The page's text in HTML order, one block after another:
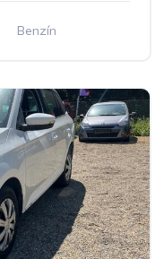
Benzín